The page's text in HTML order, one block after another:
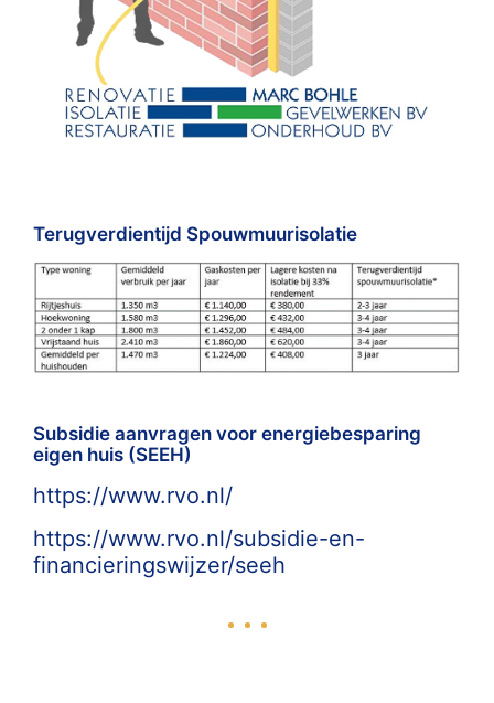
Terugverdientijd Spouwmuurisolatie
Subsidie aanvragen voor energiebesparing
eigen huis (SEEH)
https://www.rvo.nl/
https://www.rvo.nl/subsidie-en-
financieringswijzer/seeh